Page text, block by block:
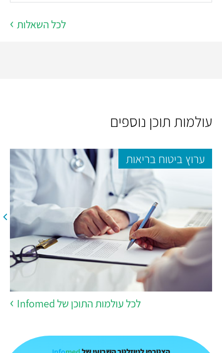
לכל השאלות
עולמות תוכן נוספים
ערוץ ביטוח בריאות
לכל עולמות התוכן של Infomed